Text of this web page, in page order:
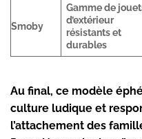
Smoby
Gamme de
d’extérieur
résistants et
durables
Au final, ce modèle
culture ludique et
l’attachement des